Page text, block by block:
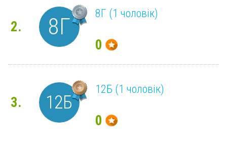
2. 8Г 8Г (1 чоловік)
0
3. 12Б
12Б (1 чоловік)
0